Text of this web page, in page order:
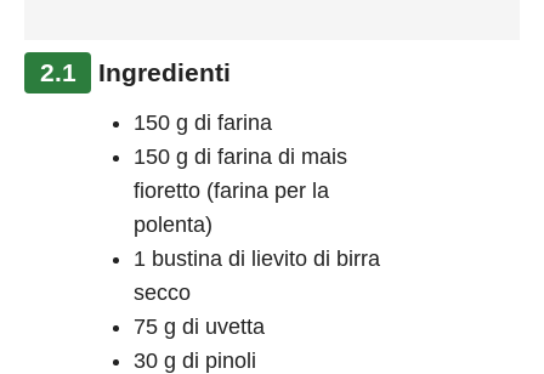
2.1 Ingredienti
150 g di farina
150 g di farina di mais
fioretto (farina per la
polenta)
1 bustina di lievito di birra
secco
75 g di uvetta
30 g di pinoli